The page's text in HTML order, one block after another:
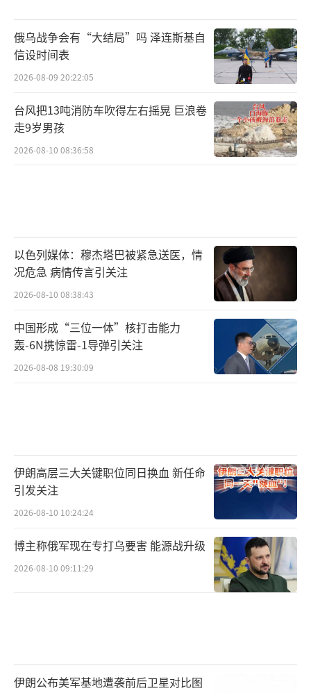
俄乌战争会有“大结局”吗 泽连斯基自
信设时间表
2026-08-09 20:22:05
台风把13吨消防车吹得左右摇晃 巨浪卷
走9岁男孩
2026-08-10 08:36:58
以色列媒体：穆杰塔巴被紧急送医，情
况危急 病情传言引关注
2026-08-10 08:38:43
中国形成“三位一体”核打击能力
轰-6N携惊雷-1导弹引关注
2026-08-08 19:30:09
伊朗高层三大关键职位同日换血 新任命
引发关注
2026-08-10 10:24:24
博主称俄军现在专打乌要害 能源战升级
2026-08-10 09:11:29
伊朗公布美军基地遭袭前后卫星对比图